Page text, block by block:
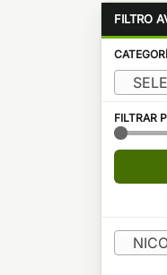
FILTRAR
Precio
Precio